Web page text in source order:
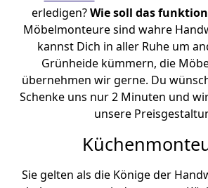
erledigen?Wie soll das
Möbelmonteure sind wahre
kannst Dich in aller Ruhe um
Grünheide kümmern, die
übernehmen wir gerne. Du
Schenke uns nur 2 Minuten und
unsere
Sie gelten als die Könige der